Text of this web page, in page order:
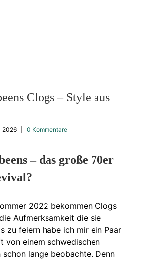
Clogs – Style aus
2026 0 Kommentare
– das große 70er
2022 bekommen Clogs
Aufmerksamkeit die sie
zu feiern habe ich mir ein Paar
von einem schwedischen
schon lange beobachte. Denn